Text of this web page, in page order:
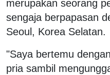
merupakan seorang
sengaja berpapasan
Seoul, Korea Selatan.
"Saya bertemu
pria sambil